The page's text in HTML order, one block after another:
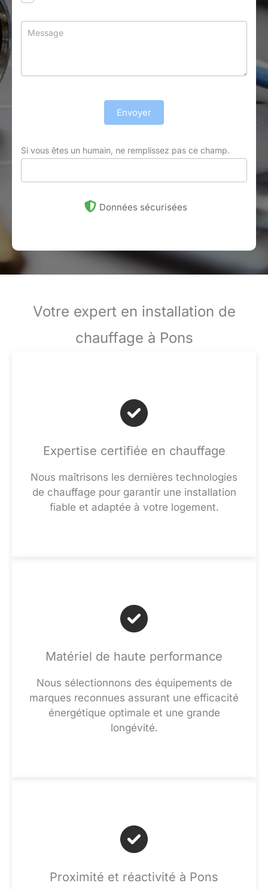
Envoyer
Si vous êtes un humain, ne remplissez pas ce champ.
Données sécurisées
Votre expert en installation de
chauffage à Pons
Expertise certifiée en chauffage
Nous maîtrisons les dernières technologies
de chauffage pour garantir une installation
fiable et adaptée à votre logement.
Matériel de haute performance
Nous sélectionnons des équipements de
marques reconnues assurant une efficacité
énergétique optimale et une grande
longévité.
Proximité et réactivité à Pons